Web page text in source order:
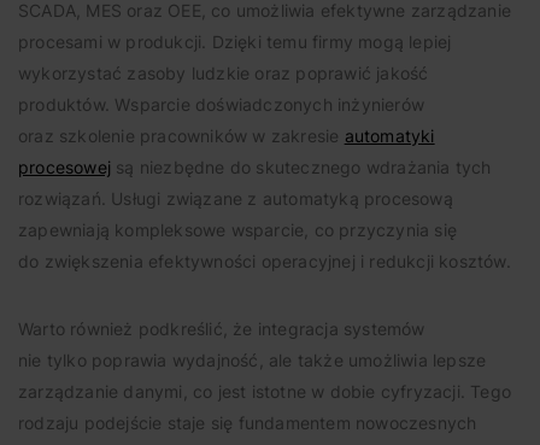
SCADA, MES oraz OEE, co umożliwia efektywne zarządzanie
procesami w produkcji. Dzięki temu firmy mogą lepiej
wykorzystać zasoby ludzkie oraz poprawić jakość
produktów. Wsparcie doświadczonych inżynierów
oraz szkolenie pracowników w zakresie automatyki
procesowej są niezbędne do skutecznego wdrażania tych
rozwiązań. Usługi związane z automatyką procesową
zapewniają kompleksowe wsparcie, co przyczynia się
do zwiększenia efektywności operacyjnej i redukcji kosztów.
Warto również podkreślić, że integracja systemów
nie tylko poprawia wydajność, ale także umożliwia lepsze
zarządzanie danymi, co jest istotne w dobie cyfryzacji. Tego
rodzaju podejście staje się fundamentem nowoczesnych